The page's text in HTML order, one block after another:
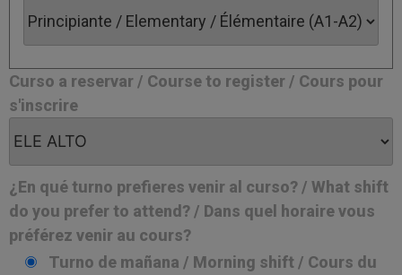
Curso a reservar / Course to register / Cours pour
s'inscrire
¿En qué turno prefieres venir al curso? / What shift
do you prefer to attend? / Dans quel horaire vous
préférez venir au cours?
Turno de mañana / Morning shift / Cours du